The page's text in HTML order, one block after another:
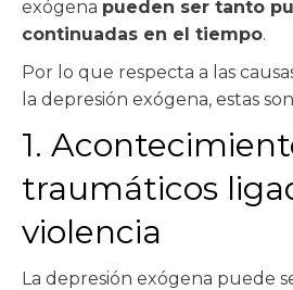
exógena pueden ser tanto
continuadas en el tiempo.
Por lo que respecta a las
la depresión exógena, estas
1.
traumáticos
violencia
La depresión exógena puede